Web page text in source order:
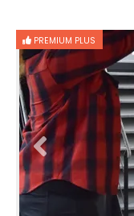
PREMIUM PLUS